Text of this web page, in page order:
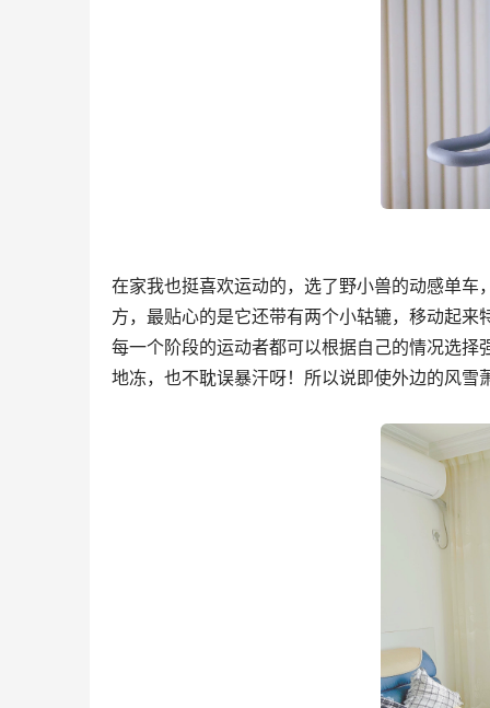
在家我也挺喜欢运动的，选了野小兽的动感单
方，最贴心的是它还带有两个小轱辘，移动起
每一个阶段的运动者都可以根据自己的情况选
地冻，也不耽误暴汗呀！所以说即使外边的风